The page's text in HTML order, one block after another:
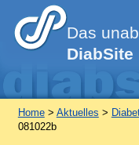
Das
DiabSite
Home> Aktuelles >
081022b